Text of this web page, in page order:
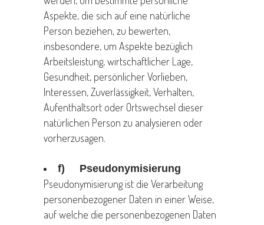
Aspekte, die sich auf eine natürliche
Person beziehen, zu bewerten,
insbesondere, um Aspekte bezüglich
Arbeitsleistung, wirtschaftlicher Lage,
Gesundheit, persönlicher Vorlieben,
Interessen, Zuverlässigkeit, Verhalten,
Aufenthaltsort oder Ortswechsel dieser
natürlichen Person zu analysieren oder
vorherzusagen.
f) Pseudonymisierung
Pseudonymisierung ist die Verarbeitung
personenbezogener Daten in einer Weise,
auf welche die personenbezogenen Daten